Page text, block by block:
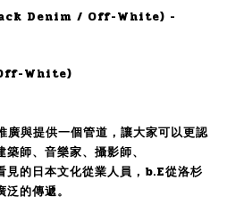
Denim / Off-White) -
White)
與提供一個管道，讓大家可以更認
師、音樂家、攝影師、
見的日本文化從業人員，b.E從洛杉
的傳遞。